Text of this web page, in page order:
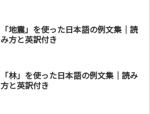
「地震」を使った日本語の例文集｜読
み方と英訳付き
「林」を使った日本語の例文集｜読み
方と英訳付き